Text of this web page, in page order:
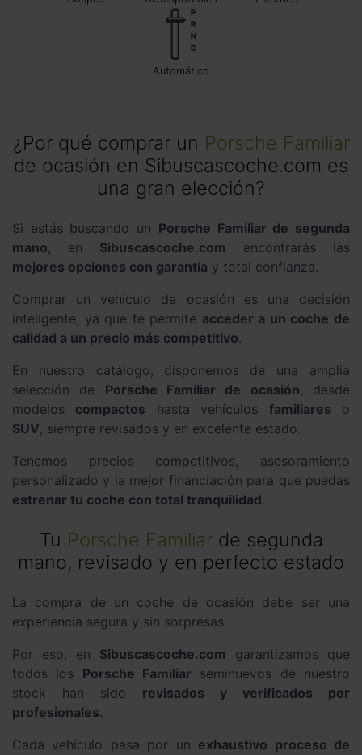
automático
¿Por qué comprar un Porsche Familiar
de ocasión en Sibuscascoche.com es
una gran elección?
Si estás buscando un Porsche Familiar de segunda
mano, en Sibuscascoche.com encontrarás las
mejores opciones con garantía y total confianza.
Comprar un vehículo de ocasión es una decisión
inteligente, ya que te permite acceder a un coche de
calidad a un precio más competitivo.
En nuestro catálogo, disponemos de una amplia
selección de Porsche Familiar de ocasión, desde
modelos compactos hasta vehículos familiares o
SUV, siempre revisados y en excelente estado.
Tenemos precios competitivos, asesoramiento
personalizado y la mejor financiación para que puedas
estrenar tu coche con total tranquilidad.
Tu Porsche Familiarde segunda
mano, revisado y en perfecto estado
La compra de un coche de ocasión debe ser una
experiencia segura y sin sorpresas.
Por eso, en Sibuscascoche.com garantizamos que
todos los Porsche Familiar seminuevos de nuestro
stock han sido revisados y verificados por
profesionales.
Cada vehículo pasa por un exhaustivo proceso de